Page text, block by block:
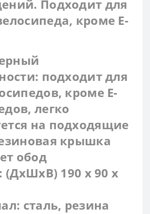
Подходит для
кроме E-
подходит для
кроме E-
легко
на подходящие
крышка
обод
(ДхШхВ) 190 х 90 х
сталь, резина